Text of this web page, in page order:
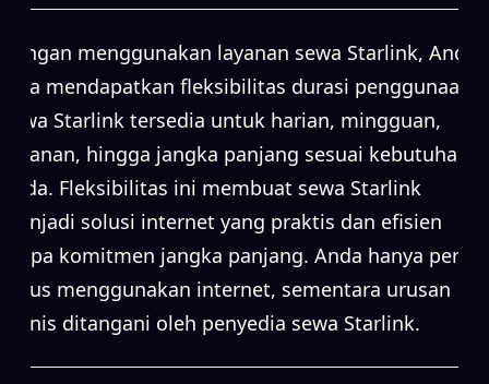
Dengan menggunakan layanan sewa Starlink, Anda
juga mendapatkan fleksibilitas durasi penggunaan.
Sewa Starlink tersedia untuk harian, mingguan,
bulanan, hingga jangka panjang sesuai kebutuhan
Anda. Fleksibilitas ini membuat sewa Starlink
menjadi solusi internet yang praktis dan efisien
tanpa komitmen jangka panjang. Anda hanya perlu
fokus menggunakan internet, sementara urusan
teknis ditangani oleh penyedia sewa Starlink.